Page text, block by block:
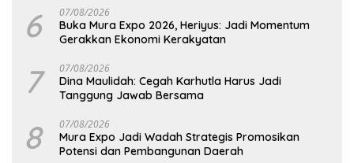
6 07/08/2026
Buka Mura Expo 2026, Heriyus: Jadi Momentum
Gerakkan Ekonomi Kerakyatan
7 07/08/2026
Dina Maulidah: Cegah Karhutla Harus Jadi
Tanggung Jawab Bersama
8 07/08/2026
Mura Expo Jadi Wadah Strategis Promosikan
Potensi dan Pembangunan Daerah